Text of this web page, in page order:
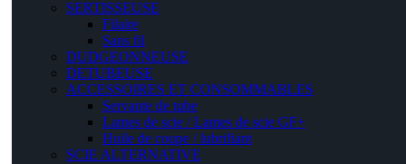
SERTISSEUSE
Filaire
Sans fil
DUDGEONNEUSE
DETUBEUSE
ACCESSOIRES ET CONSOMMABLES
Servante de tube
Lames de scie / Lames de scie GF+
Huile de coupe / lubrifiant
SCIE ALTERNATIVE